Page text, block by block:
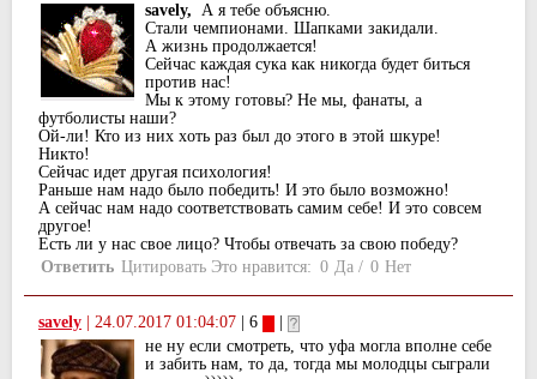
savely, А я тебе объясню.
Стали чемпионами. Шапками закидали.
А жизнь продолжается!
Сейчас каждая сука как никогда будет биться
против нас!
Мы к этому готовы? Не мы, фанаты, а
футболисты наши?
Ой-ли! Кто из ниx xоть раз был до этого в этой шкуре!
Никто!
Сейчас идет другая псиxология!
Раньше нам надо было победить! И это было возможно!
А сейчас нам надо соответствовать самим себе! И это совсем
другое!
Есть ли у нас свое лицо? Чтобы отвечать за свою победу?
Ответить Цитировать Это нравится: 0 Да / 0 Нет
savely 24.07.2017 01:04:07 | 6
не ну если смотреть, что уфа могла вполне себе
и забить нам, то да, тогда мы молодцы сыграли